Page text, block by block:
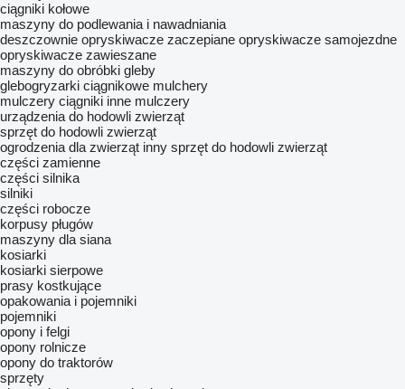
ciągniki kołowe
maszyny do podlewania i nawadniania
deszczownie opryskiwacze zaczepiane opryskiwacze samojezdne
opryskiwacze zawieszane
maszyny do obróbki gleby
glebogryzarki ciągnikowe mulchery
mulczery ciągniki inne mulczery
urządzenia do hodowli zwierząt
sprzęt do hodowli zwierząt
ogrodzenia dla zwierząt inny sprzęt do hodowli zwierząt
części zamienne
części silnika
silniki
części robocze
korpusy pługów
maszyny dla siana
kosiarki
kosiarki sierpowe
prasy kostkujące
opakowania i pojemniki
pojemniki
opony i felgi
opony rolnicze
opony do traktorów
sprzęty